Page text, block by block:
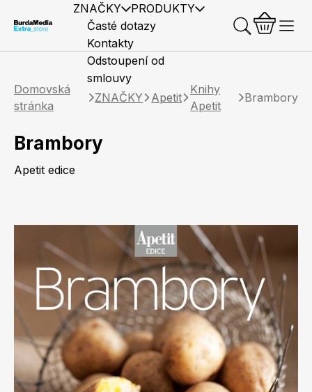
ZNAČKY PRODUKTY
Elle
Marianne Elle Decoration
Předplatné časopisů
Knihy Merch
Časté dotazy
Kontakty
Odstoupení od
smlouvy
Domovská
stránka
ZNAČKY Apetit
Knihy
Apetit
Brambory
Brambory
Apetit edice